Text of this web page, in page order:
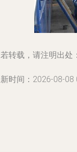
转载，请注明出处
时间：2026-08-08